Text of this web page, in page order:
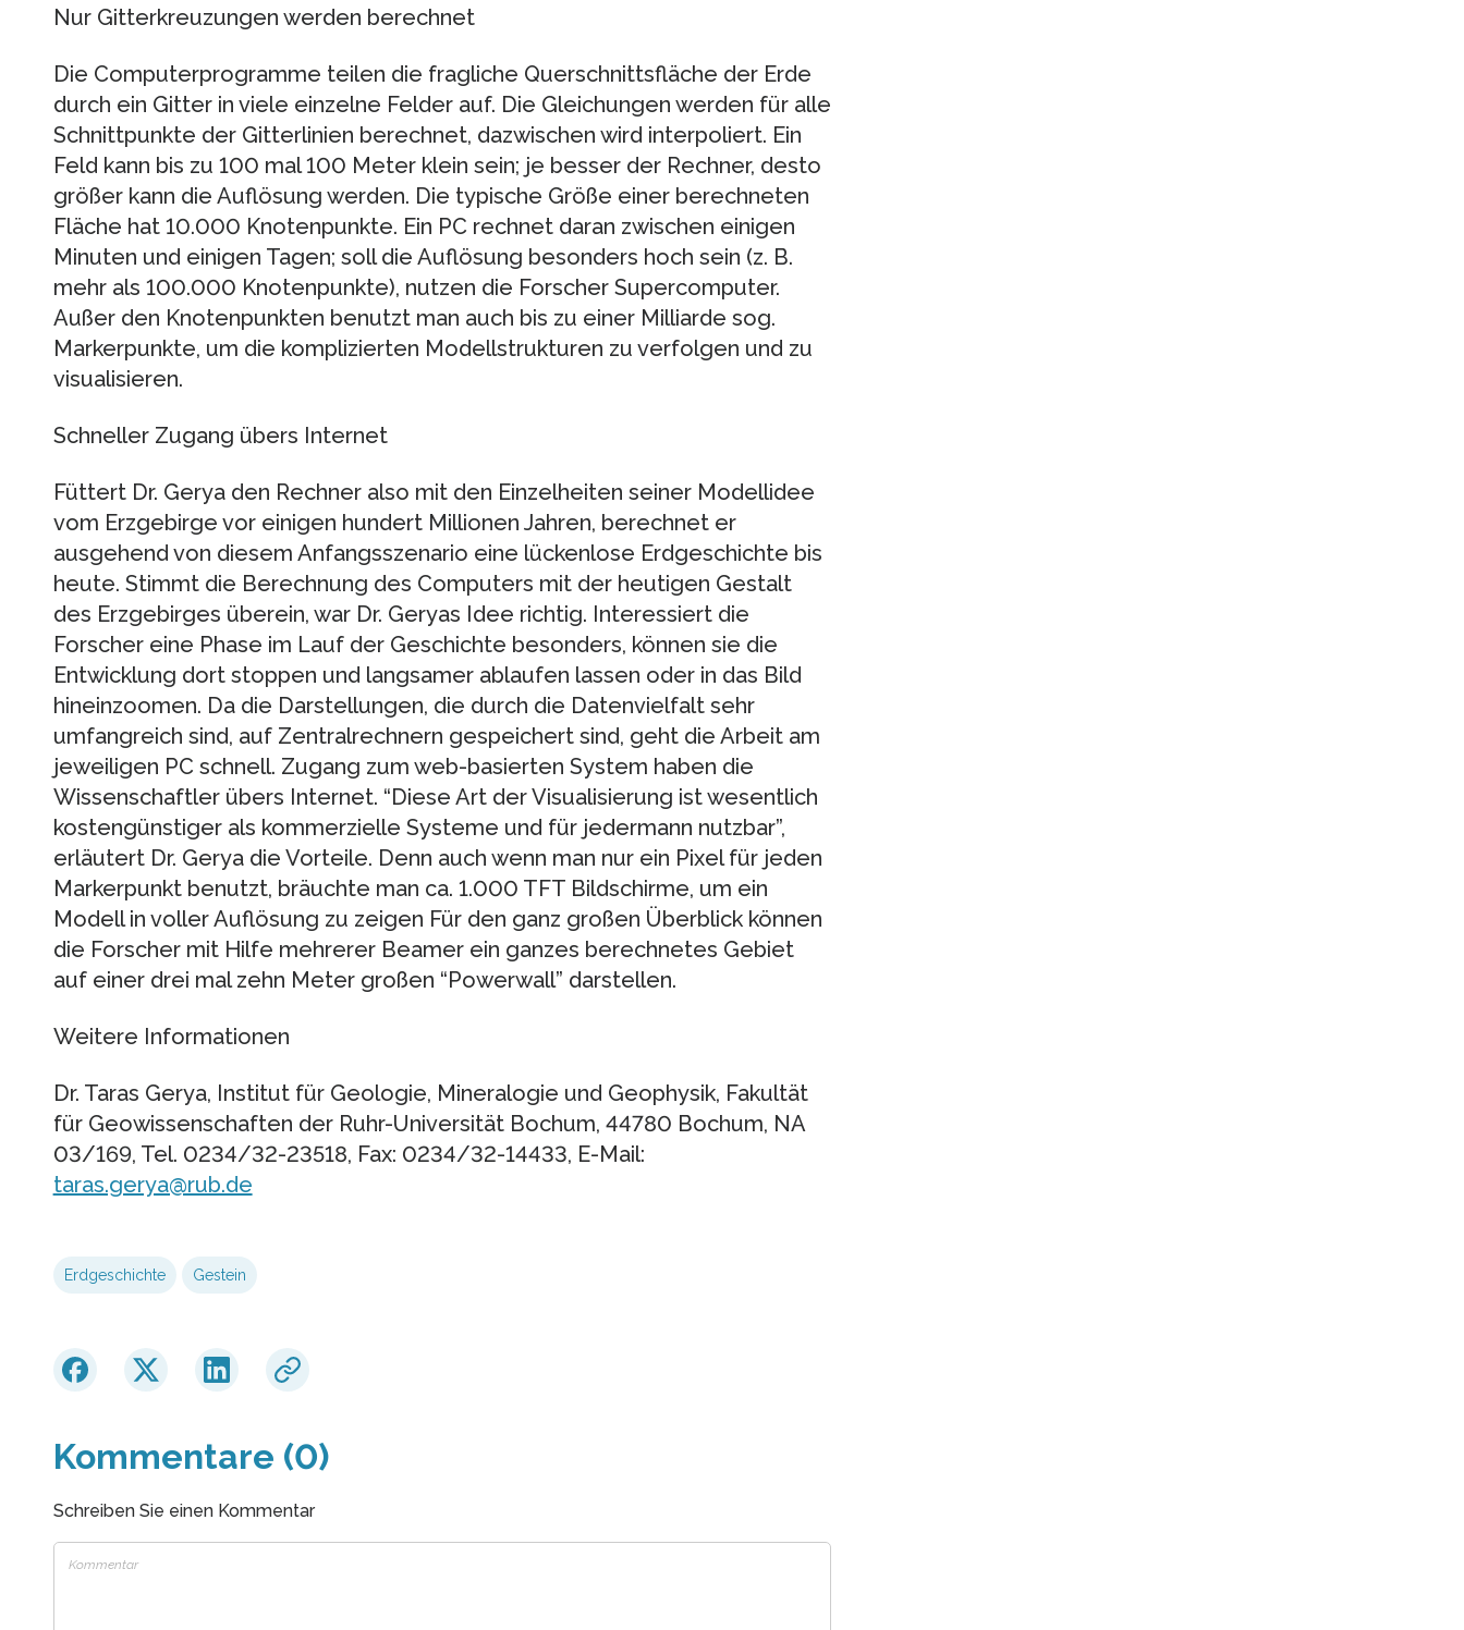
Nur Gitterkreuzungen werden berechnet
Die Computerprogramme teilen die fragliche Querschnittsfläche der Erde
durch ein Gitter in viele einzelne Felder auf. Die Gleichungen werden für alle
Schnittpunkte der Gitterlinien berechnet, dazwischen wird interpoliert. Ein
Feld kann bis zu 100 mal 100 Meter klein sein; je besser der Rechner, desto
größer kann die Auflösung werden. Die typische Größe einer berechneten
Fläche hat 10.000 Knotenpunkte. Ein PC rechnet daran zwischen einigen
Minuten und einigen Tagen; soll die Auflösung besonders hoch sein (z. B.
mehr als 100.000 Knotenpunkte), nutzen die Forscher Supercomputer.
Außer den Knotenpunkten benutzt man auch bis zu einer Milliarde sog.
Markerpunkte, um die komplizierten Modellstrukturen zu verfolgen und zu
visualisieren.
Schneller Zugang übers Internet
Füttert Dr. Gerya den Rechner also mit den Einzelheiten seiner Modellidee
vom Erzgebirge vor einigen hundert Millionen Jahren, berechnet er
ausgehend von diesem Anfangsszenario eine lückenlose Erdgeschichte bis
heute. Stimmt die Berechnung des Computers mit der heutigen Gestalt
des Erzgebirges überein, war Dr. Geryas Idee richtig. Interessiert die
Forscher eine Phase im Lauf der Geschichte besonders, können sie die
Entwicklung dort stoppen und langsamer ablaufen lassen oder in das Bild
hineinzoomen. Da die Darstellungen, die durch die Datenvielfalt sehr
umfangreich sind, auf Zentralrechnern gespeichert sind, geht die Arbeit am
jeweiligen PC schnell. Zugang zum web-basierten System haben die
Wissenschaftler übers Internet. “Diese Art der Visualisierung ist wesentlich
kostengünstiger als kommerzielle Systeme und für jedermann nutzbar”,
erläutert Dr. Gerya die Vorteile. Denn auch wenn man nur ein Pixel für jeden
Markerpunkt benutzt, bräuchte man ca. 1.000 TFT Bildschirme, um ein
Modell in voller Auflösung zu zeigen Für den ganz großen Überblick können
die Forscher mit Hilfe mehrerer Beamer ein ganzes berechnetes Gebiet
auf einer drei mal zehn Meter großen “Powerwall” darstellen.
Weitere Informationen
Dr. Taras Gerya, Institut für Geologie, Mineralogie und Geophysik, Fakultät
für Geowissenschaften der Ruhr-Universität Bochum, 44780 Bochum, NA
03/169, Tel. 0234/32-23518, Fax: 0234/32-14433, E-Mail:
taras.gerya@rub.de
Erdgeschichte Gestein
Kommentare (0)
Schreiben Sie einen Kommentar